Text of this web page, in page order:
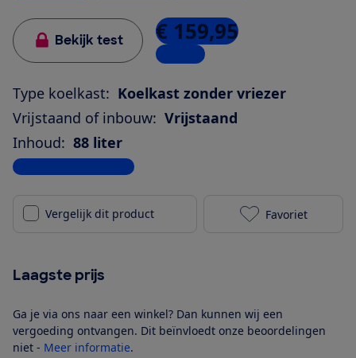
Bekijk test € 159,95
1 winkel
Type koelkast: Koelkast zonder vriezer
Vrijstaand of inbouw: Vrijstaand
Inhoud: 88 liter
Bekijk alle specificaties
Vergelijk dit product Primo
Favoriet
Laagste prijs
Ga je via ons naar een winkel? Dan kunnen wij een
vergoeding ontvangen. Dit beïnvloedt onze beoordelingen
niet - Meer informatie.